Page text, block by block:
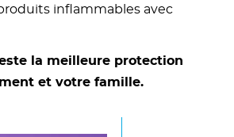
inflammables avec
la meilleure protection
et votre famille.